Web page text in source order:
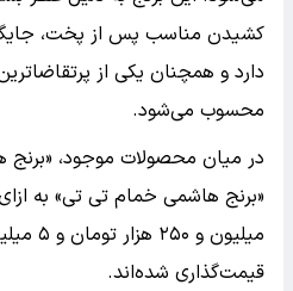
کشیدن مناسب پس از پخت،
دارد و همچنان یکی از
محسوب می‌شود.
در میان محصولات موجود، «برنج
قیمت‌گذاری شده‌اند.